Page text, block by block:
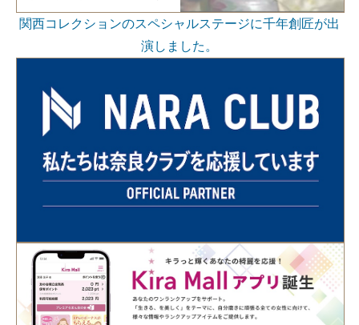
関西コレクションのスペシャルステージに千年創匠が出
演しました。